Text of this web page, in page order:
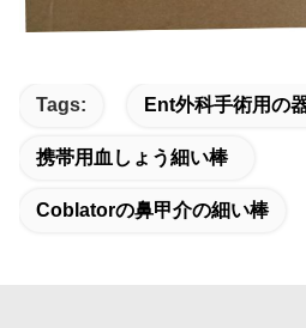
Tags: Ent外科手術用の
携帯用血しょう細い棒
Coblatorの鼻甲介の細い棒